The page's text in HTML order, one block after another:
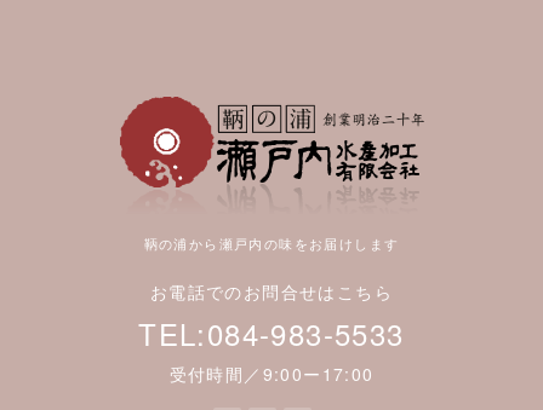
鞆の浦から瀬戸内の味をお届けします
お電話でのお問合せはこちら
TEL:084-983-5533
受付時間／9:00ー17:00